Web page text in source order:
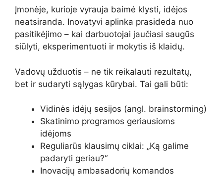
Įmonėje, kurioje vyrauja baimė klysti, idėjos
neatsiranda. Inovatyvi aplinka prasideda nuo
pasitikėjimo – kai darbuotojai jaučiasi saugūs
siūlyti, eksperimentuoti ir mokytis iš klaidų.
Vadovų užduotis – ne tik reikalauti rezultatų,
bet ir sudaryti sąlygas kūrybai. Tai gali būti:
Vidinės idėjų sesijos (angl. brainstorming)
Skatinimo programos geriausioms
idėjoms
Reguliarūs klausimų ciklai: „Ką galime
padaryti geriau?“
Inovacijų ambasadorių komandos